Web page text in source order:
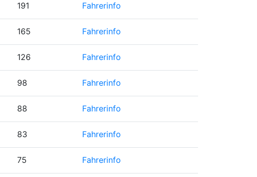
191 Fahrerinfo
165 Fahrerinfo
126 Fahrerinfo
98 Fahrerinfo
88 Fahrerinfo
83 Fahrerinfo
75 Fahrerinfo